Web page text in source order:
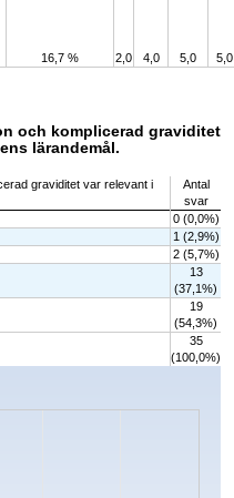
16,7 % 2,0 4,0 5,0 5,0
och komplicerad graviditet
lärandemål.
graviditet var relevant i
Antal
svar
0 (0,0%)
1 (2,9%)
2 (5,7%)
13
(37,1%)
19
(54,3%)
35
(100,0%)